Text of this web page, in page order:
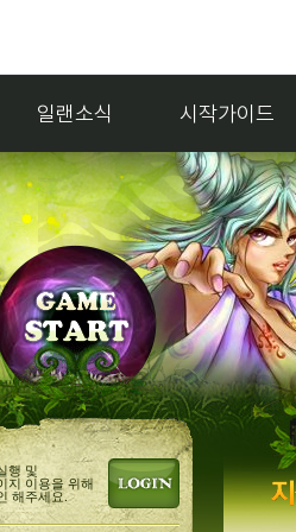
일랜소식 시작가이드
행 및
지 이용을 위해
해주세요.